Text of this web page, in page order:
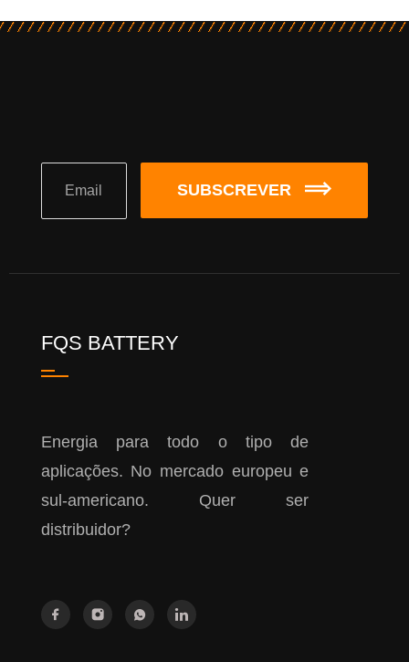
SUBSCREVER
FQS BATTERY
Energia para todo o tipo de
aplicações. No mercado europeu e
sul-americano. Quer ser
distribuidor?